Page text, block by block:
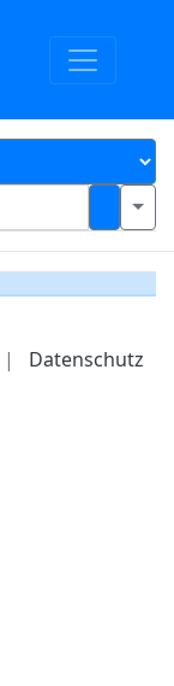
| Datenschutz